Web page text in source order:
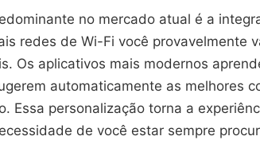
no mercado atual é a
redes de Wi-Fi você provavelmente
Os aplicativos mais modernos
automaticamente as melhores
Essa personalização torna a
de você estar sempre